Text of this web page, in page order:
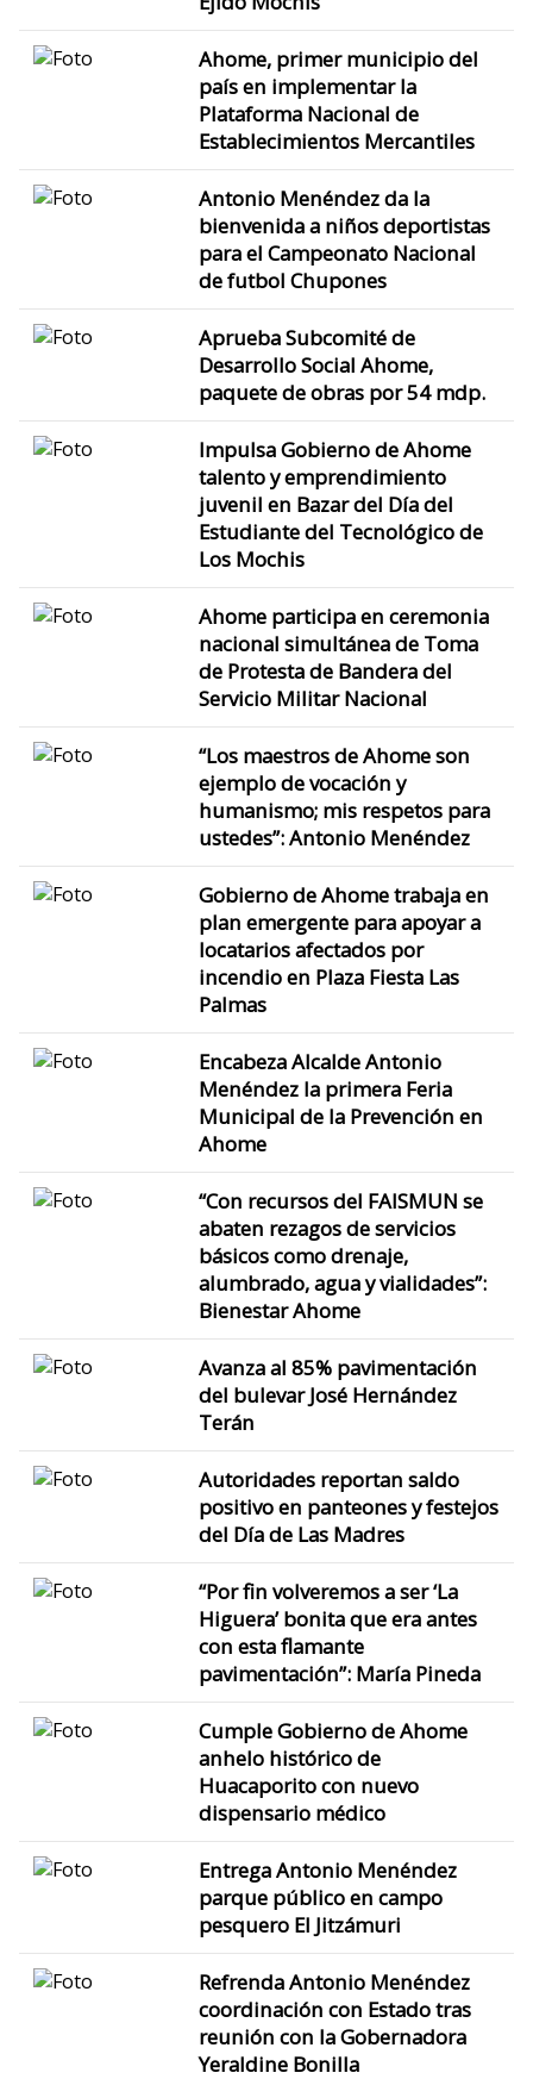
Ahome, primer municipio del
país en implementar la
Plataforma Nacional de
Establecimientos Mercantiles
Antonio Menéndez da la
bienvenida a niños deportistas
para el Campeonato Nacional
de futbol Chupones
Aprueba Subcomité de
Desarrollo Social Ahome,
paquete de obras por 54 mdp.
Impulsa Gobierno de Ahome
talento y emprendimiento
juvenil en Bazar del Día del
Estudiante del Tecnológico de
Los Mochis
Ahome participa en ceremonia
nacional simultánea de Toma
de Protesta de Bandera del
Servicio Militar Nacional
“Los maestros de Ahome son
ejemplo de vocación y
humanismo; mis respetos para
ustedes”: Antonio Menéndez
Gobierno de Ahome trabaja en
plan emergente para apoyar a
locatarios afectados por
incendio en Plaza Fiesta Las
Palmas
Encabeza Alcalde Antonio
Menéndez la primera Feria
Municipal de la Prevención en
Ahome
“Con recursos del FAISMUN se
abaten rezagos de servicios
básicos como drenaje,
alumbrado, agua y vialidades”:
Bienestar Ahome
Avanza al 85% pavimentación
del bulevar José Hernández
Terán
Autoridades reportan saldo
positivo en panteones y festejos
del Día de Las Madres
“Por fin volveremos a ser ‘La
Higuera’ bonita que era antes
con esta flamante
pavimentación”: María Pineda
Cumple Gobierno de Ahome
anhelo histórico de
Huacaporito con nuevo
dispensario médico
Entrega Antonio Menéndez
parque público en campo
pesquero El Jitzámuri
Refrenda Antonio Menéndez
coordinación con Estado tras
reunión con la Gobernadora
Yeraldine Bonilla